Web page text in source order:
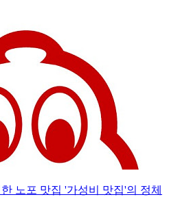
노포 맛집 '가성비 맛집'의 정체